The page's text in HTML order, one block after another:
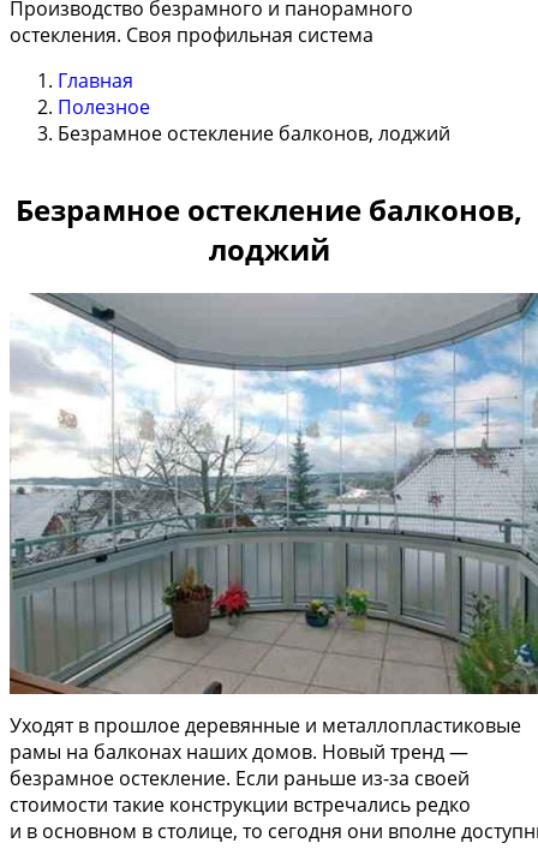
Производство безрамного и панорамного
остекления. Своя профильная система
Главная
Полезное
Безрамное остекление балконов, лоджий
Безрамное остекление балконов,
лоджий
Уходят в прошлое деревянные и металлопластиковые
рамы на балконах наших домов. Новый тренд —
безрамное остекление. Если раньше из-за своей
стоимости такие конструкции встречались редко
и в основном в столице, то сегодня они вполне